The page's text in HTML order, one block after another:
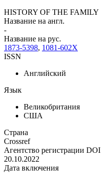
HISTORY OF THE FAMILY
Название на англ.
-
Название на рус.
1873-5398, 1081-602X
ISSN
Английский
Язык
Великобритания
США
Страна
Crossref
Агентство регистрации DOI
20.10.2022
Дата включения